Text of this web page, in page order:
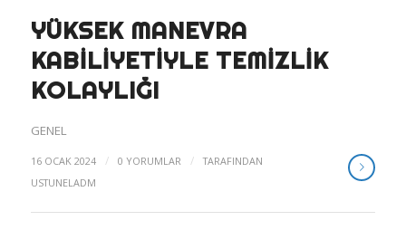
YÜKSEK MANEVRA
KABILIYETIYLE TEMIZLIK
KOLAYLIĞI
GENEL
16 OCAK 2024 / 0 YORUMLAR /
TARAFINDAN
USTUNELADM